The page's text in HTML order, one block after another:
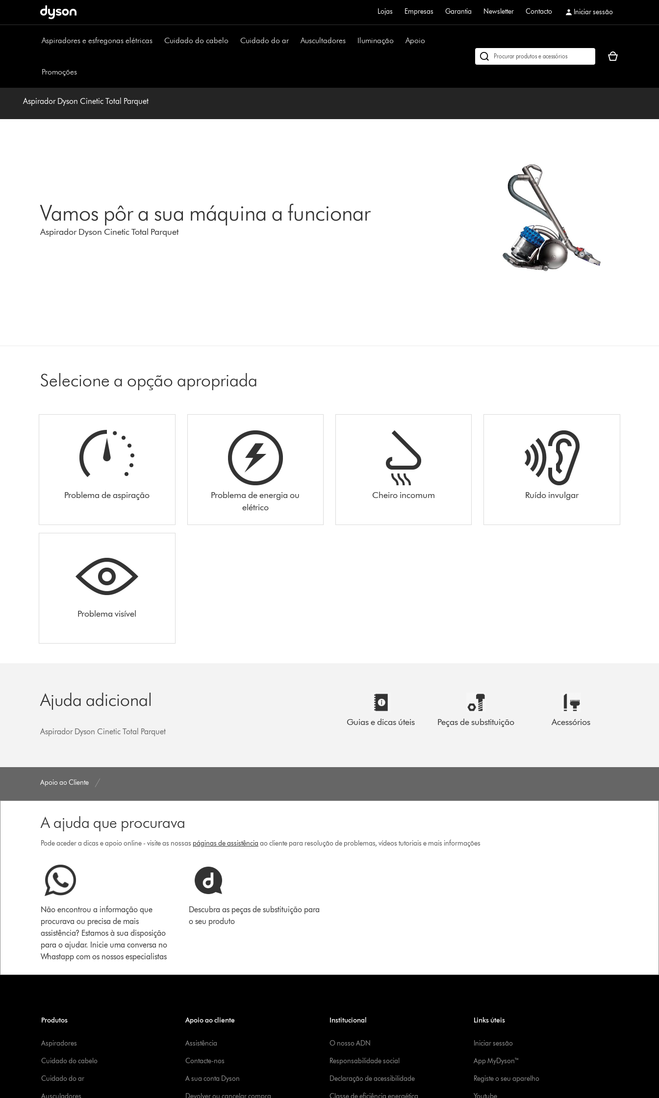
Lojas Empresas Garantia Newsletter Contacto Iniciar sessão
Aspiradores e esfregonas elétricas Cuidado do cabelo Cuidado do ar Auscultadores Iluminação Apoio
Promoções
Pesquisar
O
de
Aspirador Dyson Cinetic Total Parquet
Vamos pôr a sua máquina a funcionar
Aspirador Dyson Cinetic Total Parquet
Selecione a opção apropriada
Problema de aspiração
Problema de energia ou
elétrico
Cheiro incomum Ruído invulgar
Problema visível
Ajuda adicional
Aspirador Dyson Cinetic Total Parquet
Guias e dicas úteis Peças de substituição Acessórios
Apoio ao Cliente
A ajuda que procurava
Pode aceder a dicas e apoio online - visite as nossas páginas de assistência ao cliente para resolução de problemas, vídeos tutoriais e mais informações
Não encontrou a informação que
procurava ou precisa de mais
assistência? Estamos à sua disposição
para o ajudar. Inicie uma conversa no
Whastapp com os nossos especialistas
Descubra as peças de substituição para
o seu produto
Produtos
Aspiradores
Cuidado do cabelo
Cuidado do ar
Ausculadores
Apoio ao cliente
Assistência
Contacte-nos
A sua conta Dyson
Devolver ou cancelar compra
Institucional
O nosso ADN
Responsabilidade social
Declaração de acessibilidade
Classe de eficiência energética
Links úteis
Iniciar sessão
App MyDyson™
Registe o seu aparelho
Youtube